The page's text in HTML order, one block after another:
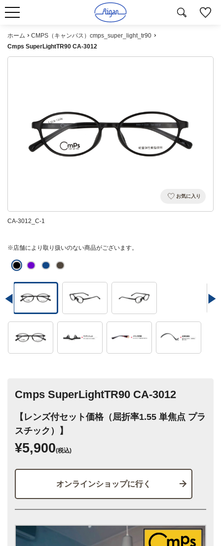
ホーム
CMPS（キャンパス）cmps_super_light_tr90
Cmps SuperLightTR90 CA-3012
お気に入り
CA-3012_C-1
※店舗により取り扱いのない商品がございます。
Cmps SuperLightTR90 CA-3012
【レンズ付セット価格（屈折率1.55 単焦点 プラ
スチック）】
¥5,900(税込)
オンラインショップに行く